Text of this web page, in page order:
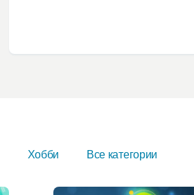
Хобби Все категории